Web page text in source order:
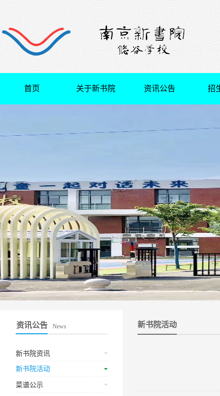
首页 关于新书院 资讯公告 招
资讯公告 News
新书院资讯
新书院活动
菜谱公示
新书院活动